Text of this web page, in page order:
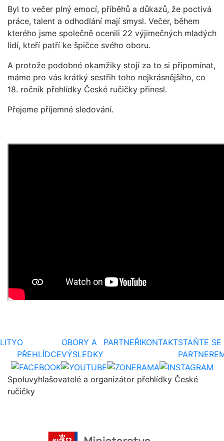
Byl to večer plný emocí, příběhů a důkazů, že poctivá
práce, talent a odhodlání mají smysl. Večer, během
kterého jsme společně ocenili 22 výjimečných mladých
lidí, kteří patří ke špičce svého oboru.
A protože podobné okamžiky stojí za to si připomínat,
máme pro vás krátký sestřih toho nejkrásnějšího, co
18. ročník přehlídky České ručičky přinesl.
Přejeme příjemné sledování.
O
PŘEHLÍDCE
OBORY A
VÝSLEDKY
PARTNEŘIKONTAKTSTAŇTE SE
Spoluvyhlašovatelé a organizátor přehlídky České
ručičky